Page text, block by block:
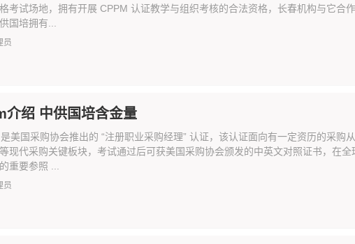
考试场地，拥有开展 CPPM 认证教学与组织考核的合法资格，长春机构与它合
国培拥有...
员
介绍 中供国培含金量
美国采购协会推出的 “注册职业采购经理” 认证，该认证面向有一定资历的采
现代采购关键板块，考试通过后可获美国采购协会颁发的中英文对照证书，在
重要参照 ...
员